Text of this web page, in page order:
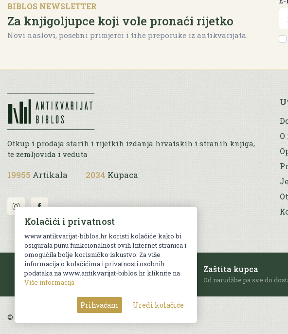
BIBLOS NEWSLETTER
Za knjigoljupce koji vole pronaći rijetko
Novi naslovi, posebni primjerci i tihe preporuke iz antikvarijata.
Otkup i prodaja starih i rijetkih izdanja hrvatskih i stranih knjiga,
te zemljovida i veduta
19955 Artikala 2034 Kupaca
Besplatna dostava
Za sve narudžbe u RH iznad 70 EUR.
Zaštita kupca
Od narudžbe pa sve do
© Sva prava pridržana. Web by
Kolačići i privatnost
www.antikvarijat-biblos.hr koristi kolačiće kako bi
osigurala punu funkcionalnost ovih Internet stranica i
omogućila bolje korisničko iskustvo. Za više
informacija o kolačićima i privatnosti osobnih
podataka na www.antikvarijat-biblos.hr kliknite na
Više informacija
Prihvaćam Uredi kolačiće